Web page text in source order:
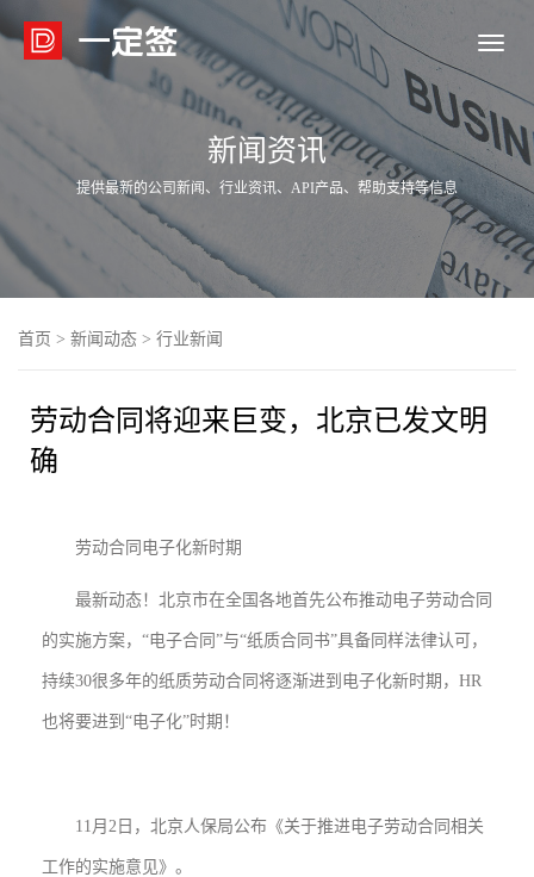

新闻资讯
提供最新的公司新闻、行业资讯、API产品、帮助支持等信息
首页 > 新闻动态 > 行业新闻
劳动合同将迎来巨变，北京已发文明
确
劳动合同电子化新时期
最新动态！北京市在全国各地首先公布推动电子劳动合同
的实施方案，“电子合同”与“纸质合同书”具备同样法律认可，
持续30很多年的纸质劳动合同将逐渐进到电子化新时期，HR
也将要进到“电子化”时期！
11月2日，北京人保局公布《关于推进电子劳动合同相关
工作的实施意见》。